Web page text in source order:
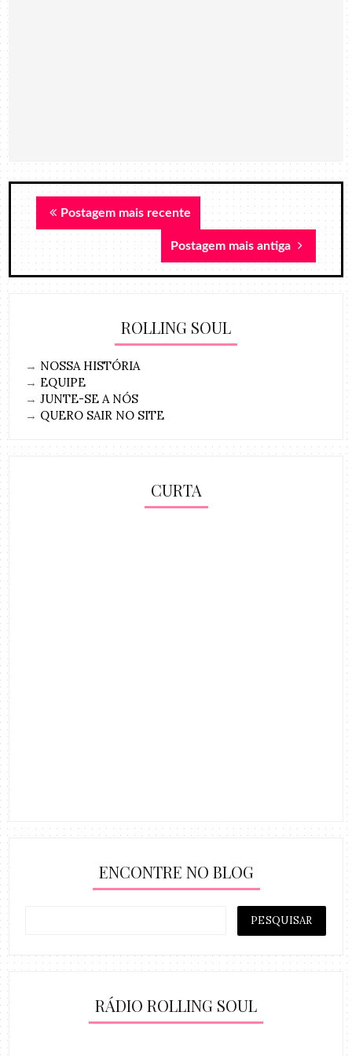
Postagem mais recente
Postagem mais antiga
ROLLING SOUL
→ NOSSA HISTÓRIA
→ EQUIPE
→JUNTE-SE A NÓS
→ QUERO SAIR NO SITE
CURTA
ENCONTRE NO BLOG
RÁDIO ROLLING SOUL